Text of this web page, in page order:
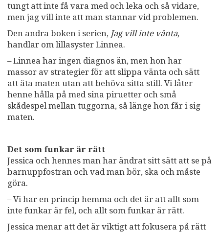
tungt att inte få vara med och leka och så vidare,
men jag vill inte att man stannar vid problemen.
Den andra boken i serien, Jag vill inte vänta,
handlar om lillasyster Linnea.
– Linnea har ingen diagnos än, men hon har
massor av strategier för att slippa vänta och sätt
att äta maten utan att behöva sitta still. Vi låter
henne hålla på med sina piruetter och små
skådespel mellan tuggorna, så länge hon får i sig
maten.
Det som funkar är rätt
Jessica och hennes man har ändrat sitt sätt att se på
barnuppfostran och vad man bör, ska och måste
göra.
– Vi har en princip hemma och det är att allt som
inte funkar är fel, och allt som funkar är rätt.
Jessica menar att det är viktigt att fokusera på rätt